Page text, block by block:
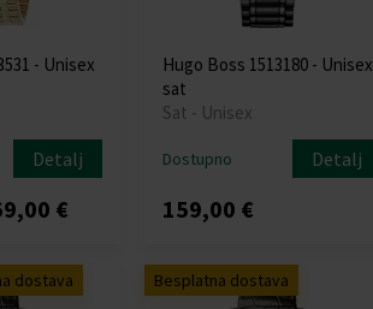
- Unisex
Detalj
€
Hugo Boss 1513180 - Unisex
sat
Sat - Unisex
Dostupno Detalj
159,00 €
dostava Besplatna dostava